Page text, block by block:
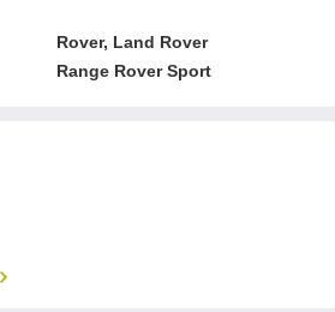
Rover, Land Rover
Range Rover Sport